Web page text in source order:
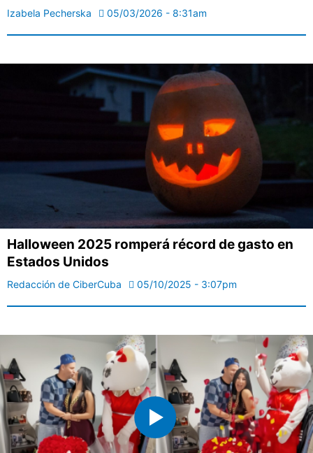
Izabela Pecherska 05/03/2026 - 8:31am
Halloween 2025 romperá récord de gasto en
Estados Unidos
Redacción de CiberCuba 05/10/2025 - 3:07pm